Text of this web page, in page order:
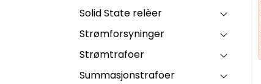
Solid State relèer
Strømforsyninger
Strømtrafoer
Summasjonstrafoer